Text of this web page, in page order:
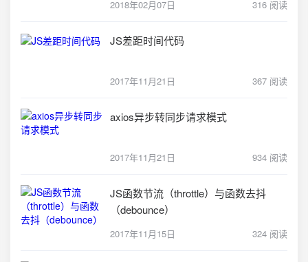
2018年02月07日 316 阅读
JS差距时间代码
2017年11月21日 367 阅读
axios异步转同步请求模式
2017年11月21日 934 阅读
JS函数节流（throttle）与函数去抖
（debounce）
2017年11月15日 324 阅读